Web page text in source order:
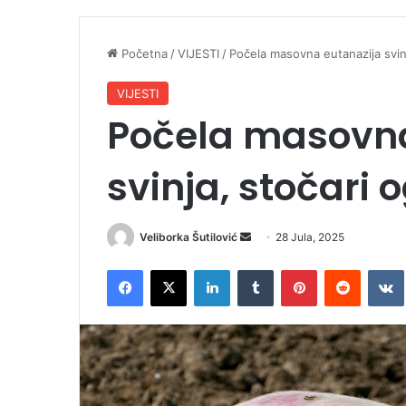
Početna/VIJESTI/ Počela masovna eutanazija
VIJESTI
Počela
svinja, stočari
Veliborka Šutilović
n
a
n
e
m
28 Jula, 2025